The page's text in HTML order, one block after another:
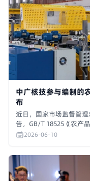
中广核技参与编制的
布
近日，国家市场监督管
告，GB/T 18525《农产
布，该系列标准计划于
2026-06-10